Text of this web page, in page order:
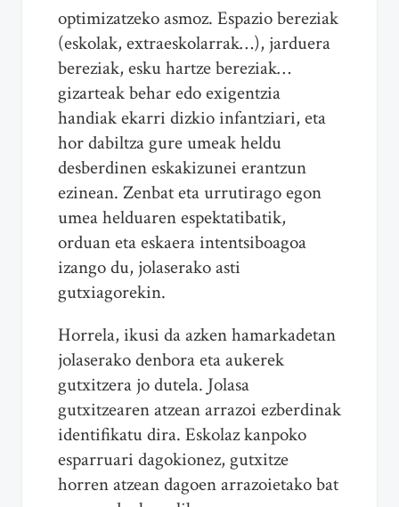
optimizatzeko asmoz. Espazio bereziak
(eskolak, extraeskolarrak…), jarduera
bereziak, esku hartze bereziak…
gizarteak behar edo exigentzia
handiak ekarri dizkio infantziari, eta
hor dabiltza gure umeak heldu
desberdinen eskakizunei erantzun
ezinean. Zenbat eta urrutirago egon
umea helduaren espektatibatik,
orduan eta eskaera intentsiboagoa
izango du, jolaserako asti
gutxiagorekin.
Horrela, ikusi da azken hamarkadetan
jolaserako denbora eta aukerek
gutxitzera jo dutela. Jolasa
gutxitzearen atzean arrazoi ezberdinak
identifikatu dira. Eskolaz kanpoko
esparruari dagokionez, gutxitze
horren atzean dagoen arrazoietako bat